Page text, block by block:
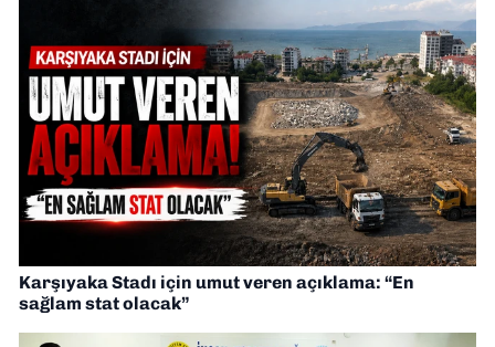
Karşıyaka Stadı için umut veren açıklama: “En
sağlam stat olacak”